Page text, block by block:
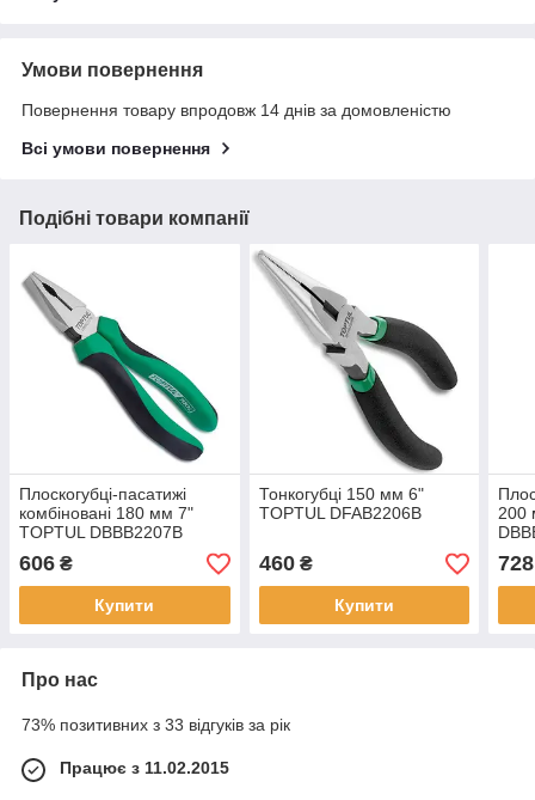
Умови повернення
Повернення товару впродовж 14 днів за домовленістю
Всі умови повернення
Подібні товари компанії
Плоскогубці-пасатижі
комбіновані 180 мм 7"
TOPTUL DBBB2207B
606 ₴
Купити
Тонкогубці 150 мм 6"
TOPTUL DFAB2206B
460₴
Купити
200
728
Про нас
73% позитивних з 33 відгуків за рік
Працює з 11.02.2015